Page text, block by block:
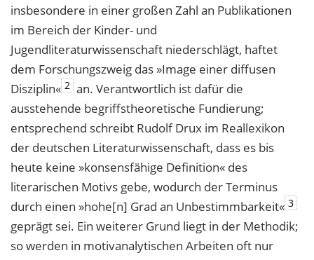
insbesondere in einer großen Zahl an Publikationen
im Bereich der Kinder- und
Jugendliteraturwissenschaft niederschlägt, haftet
dem Forschungszweig das »Image einer diffusen
Disziplin« 2 an. Verantwortlich ist dafür die
ausstehende begriffstheoretische Fundierung;
entsprechend schreibt Rudolf Drux im Reallexikon
der deutschen Literaturwissenschaft, dass es bis
heute keine »konsensfähige Definition« des
literarischen Motivs gebe, wodurch der Terminus
durch einen »hohe[n] Grad an Unbestimmbarkeit« 3
geprägt sei. Ein weiterer Grund liegt in der Methodik;
so werden in motivanalytischen Arbeiten oft nur